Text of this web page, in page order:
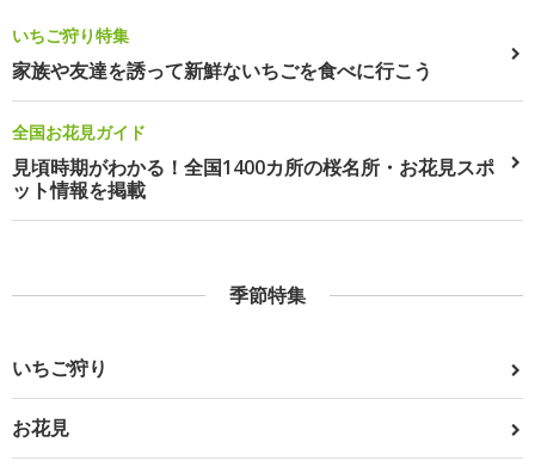
いちご狩り特集
家族や友達を誘って新鮮ないちごを食べに行こう
全国お花見ガイド
見頃時期がわかる！全国1400カ所の桜名所・お花見スポ
ット情報を掲載
季節特集
いちご狩り
お花見